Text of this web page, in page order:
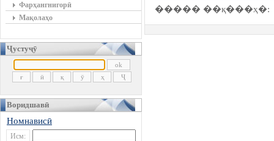
Фарҳангнигорӣ
Мақолаҳо
Ҷустуҷӯ
Воридшавӣ
Номнависӣ
Исм:
����� ��қ���ҳ�: